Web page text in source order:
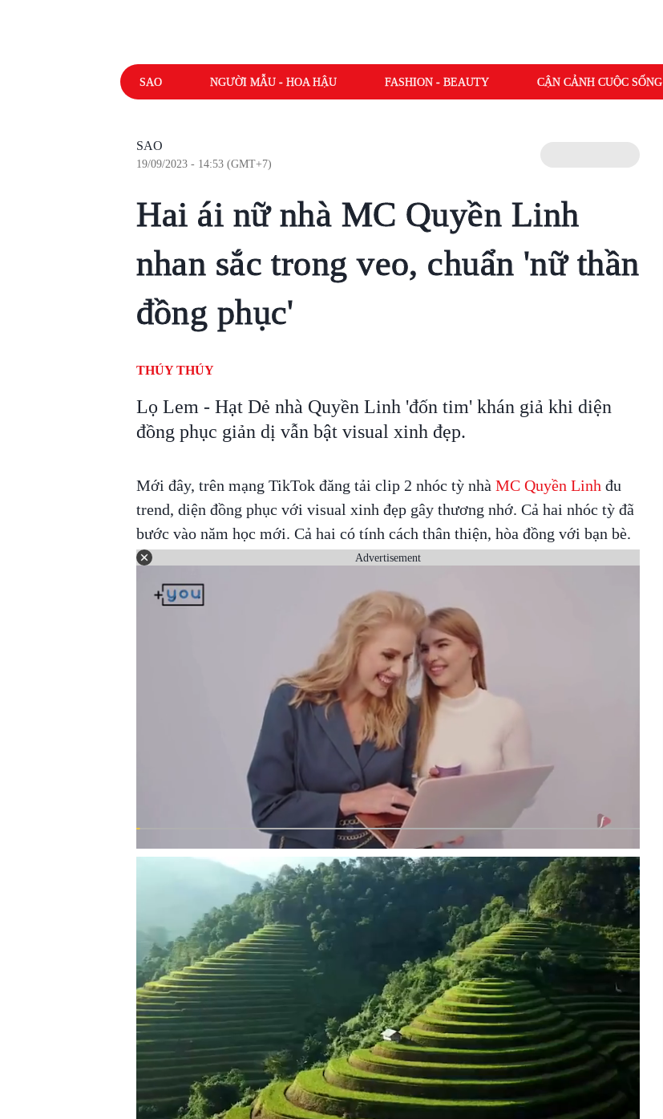
SAO NGƯỜI MẪU - HOA HẬU FASHION - BEAUTY CẬN CẢNH CUỘC SỐNG
SAO
19/09/2023 - 14:53 (GMT+7)
Hai ái nữ nhà MC Quyền Linh
nhan sắc trong veo, chuẩn 'nữ thần
đồng phục'
THÚY THÚY
Lọ Lem - Hạt Dẻ nhà Quyền Linh 'đốn tim' khán giả khi diện
đồng phục giản dị vẫn bật visual xinh đẹp.
Mới đây, trên mạng TikTok đăng tải clip 2 nhóc tỳ nhà MC Quyền Linh đu
trend, diện đồng phục với visual xinh đẹp gây thương nhớ. Cả hai nhóc tỳ đã
bước vào năm học mới. Cả hai có tính cách thân thiện, hòa đồng với bạn bè.
Advertisement